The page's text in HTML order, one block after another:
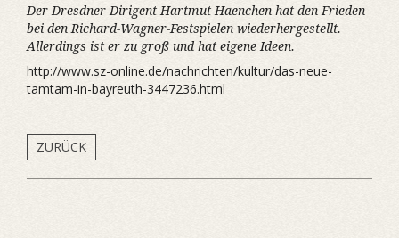
Der Dresdner Dirigent Hartmut Haenchen hat den Frieden
bei den Richard-Wagner-Festspielen wiederhergestellt.
Allerdings ist er zu groß und hat eigene Ideen.
http://www.sz-online.de/nachrichten/kultur/das-neue-
tamtam-in-bayreuth-3447236.html
ZURÜCK